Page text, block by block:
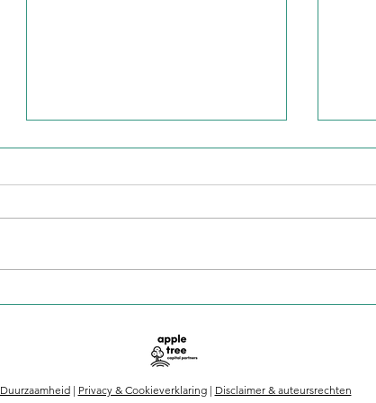
Is de AI-boom aan het
Op
Duurzaamheid| Privacy & Cookieverklaring| Disclaimer & auteursrechten